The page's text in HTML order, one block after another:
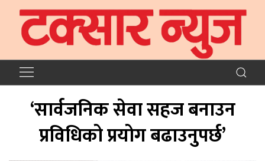
‘सार्वजनिक सेवा सहज बनाउन
प्रविधिको प्रयोग बढाउनुपर्छ’